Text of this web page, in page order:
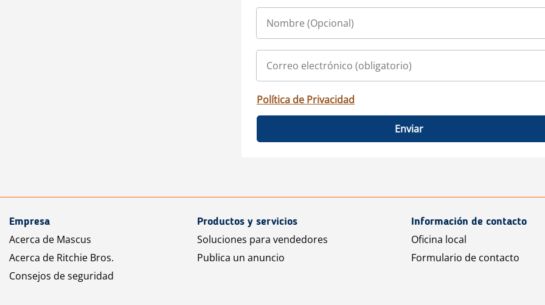
Política de Privacidad
Enviar
Empresa
Acerca de Mascus
Acerca de Ritchie Bros.
Consejos de seguridad
Productos y servicios
Soluciones para vendedores
Publica un anuncio
Información de contacto
Oficina local
Formulario de contacto